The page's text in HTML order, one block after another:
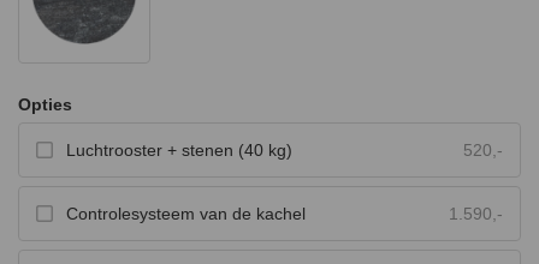
Opties
Luchtrooster + stenen (40 kg) 520,-
Controlesysteem van de kachel 1.590,-